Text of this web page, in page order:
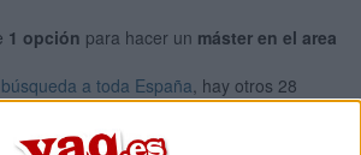
1 opción para hacer un máster en el area
a toda España, hay otros 28
los que puedes elegir. Estos estudios
de Ciencias, Ciencias de la salud.